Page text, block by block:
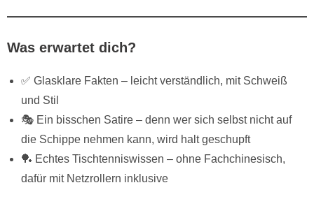
Was erwartet dich?
✅ Glasklare Fakten – leicht verständlich, mit Schweiß
und Stil
🎭 Ein bisschen Satire – denn wer sich selbst nicht auf
die Schippe nehmen kann, wird halt geschupft
🏓 Echtes Tischtenniswissen – ohne Fachchinesisch,
dafür mit Netzrollern inklusive